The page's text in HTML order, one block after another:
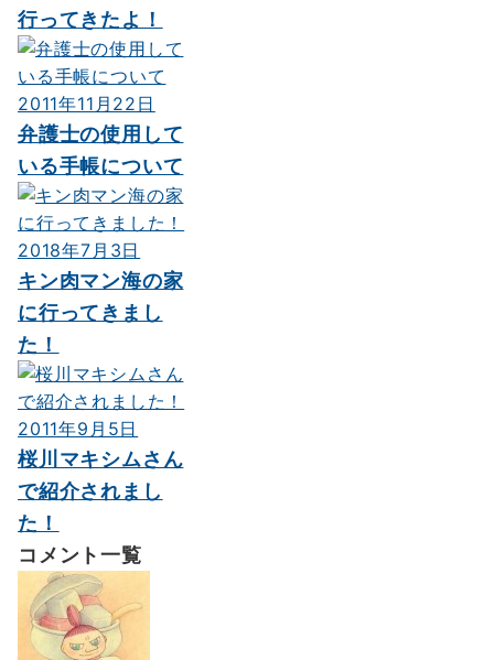
行ってきたよ！
2011年11月22日
弁護士の使用して
いる手帳について
2018年7月3日
キン肉マン海の家
に行ってきまし
た！
2011年9月5日
桜川マキシムさん
で紹介されまし
た！
コメント一覧